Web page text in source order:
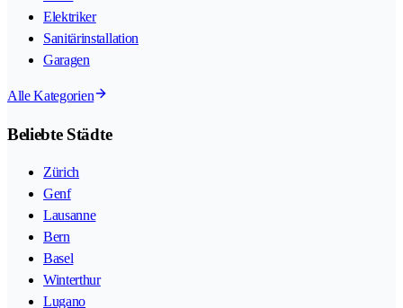
Elektriker
Sanitärinstallation
Garagen
Alle Kategorien
Beliebte Städte
Zürich
Genf
Lausanne
Bern
Basel
Winterthur
Lugano